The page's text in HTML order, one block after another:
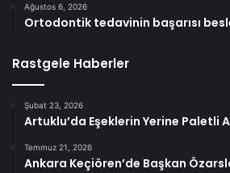
Ağustos 6, 2026
Ortodontik tedavinin başarısı
Rastgele Haberler
Şubat 23, 2026
Artuklu’da Eşeklerin Yerine Paletli
Temmuz 21, 2026
Ankara Keçiören’de Başkan